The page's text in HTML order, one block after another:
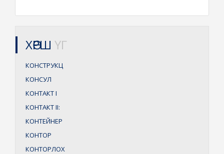
ХӨРШ ҮГ
КОНСТРУКЦ
КОНСУЛ
КОНТАКТI
КОНТАКТII:
КОНТЕЙНЕР
КОНТОР
КОНТОРЛОХ